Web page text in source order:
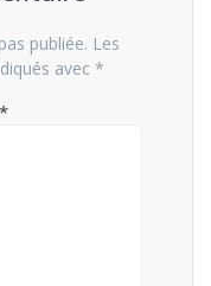
publiée. Les
avec *
*